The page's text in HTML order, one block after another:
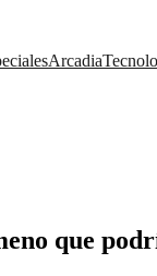
Arcadia
que